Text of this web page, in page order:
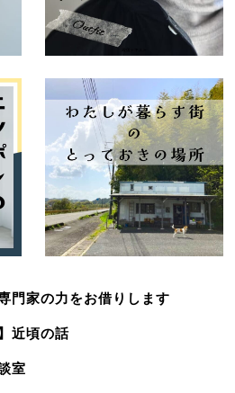
門家の力をお借りします
近頃の話
室